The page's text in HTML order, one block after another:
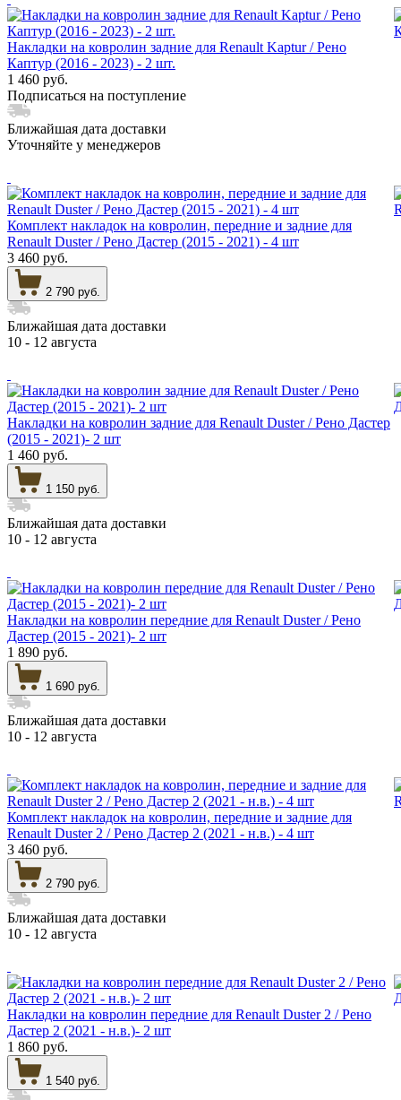
Накладки на ковролин задние для Renault Kaptur / Рено
Каптур (2016 - 2023) - 2 шт.
1 460 руб.
Подписаться на поступление
Ближайшая дата доставки
Уточняйте у менеджеров
Комплект накладок на ковролин, передние и задние для
Renault Duster / Рено Дастер (2015 - 2021) - 4 шт
3 460 руб.
2 790 руб.
Ближайшая дата доставки
10 - 12 августа
Накладки на ковролин задние для Renault Duster / Рено Дастер
(2015 - 2021)- 2 шт
1 460 руб.
1 150 руб.
Ближайшая дата доставки
10 - 12 августа
Накладки на ковролин передние для Renault Duster / Рено
Дастер (2015 - 2021)- 2 шт
1 890 руб.
1 690 руб.
Ближайшая дата доставки
10 - 12 августа
Комплект накладок на ковролин, передние и задние для
Renault Duster 2 / Рено Дастер 2 (2021 - н.в.) - 4 шт
3 460 руб.
2 790 руб.
Ближайшая дата доставки
10 - 12 августа
Накладки на ковролин передние для Renault Duster 2 / Рено
Дастер 2 (2021 - н.в.)- 2 шт
1 860 руб.
1 540 руб.